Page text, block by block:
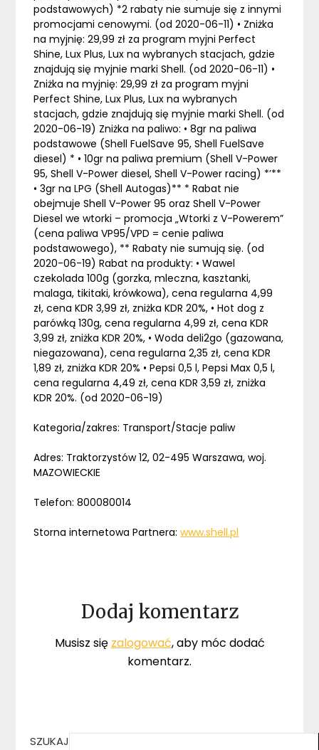
podstawowych) *2 rabaty nie sumuje się z innymi
promocjami cenowymi. (od 2020-06-11) • Zniżka
na myjnię: 29,99 zł za program myjni Perfect
Shine, Lux Plus, Lux na wybranych stacjach, gdzie
znajdują się myjnie marki Shell. (od 2020-06-11) •
Zniżka na myjnię: 29,99 zł za program myjni
Perfect Shine, Lux Plus, Lux na wybranych
stacjach, gdzie znajdują się myjnie marki Shell. (od
2020-06-19) Zniżka na paliwo: • 8gr na paliwa
podstawowe (Shell FuelSave 95, Shell FuelSave
diesel) * • 10gr na paliwa premium (Shell V-Power
95, Shell V-Power diesel, Shell V-Power racing) *’**
• 3gr na LPG (Shell Autogas)** * Rabat nie
obejmuje Shell V-Power 95 oraz Shell V-Power
Diesel we wtorki – promocja „Wtorki z V-Powerem”
(cena paliwa VP95/VPD = cenie paliwa
podstawowego), ** Rabaty nie sumują się. (od
2020-06-19) Rabat na produkty: • Wawel
czekolada 100g (gorzka, mleczna, kasztanki,
malaga, tikitaki, krówkowa), cena regularna 4,99
zł, cena KDR 3,99 zł, zniżka KDR 20%, • Hot dog z
parówką 130g, cena regularna 4,99 zł, cena KDR
3,99 zł, zniżka KDR 20%, • Woda deli2go (gazowana,
niegazowana), cena regularna 2,35 zł, cena KDR
1,89 zł, zniżka KDR 20% • Pepsi 0,5 l, Pepsi Max 0,5 l,
cena regularna 4,49 zł, cena KDR 3,59 zł, zniżka
KDR 20%. (od 2020-06-19)
Kategoria/zakres: Transport/Stacje paliw
Adres: Traktorzystów 12, 02-495 Warszawa, woj.
MAZOWIECKIE
Telefon: 800080014
Storna internetowa Partnera:www.shell.pl
Dodaj komentarz
Musisz się zalogować, aby móc dodać
komentarz.
SZUKAJ